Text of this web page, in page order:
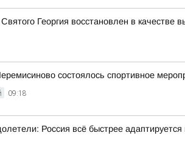
Георгия восстановлен в
состоялось спортивное
09:18
Россия всё быстрее